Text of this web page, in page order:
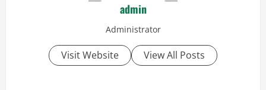
admin
Administrator
Visit Website View All Posts